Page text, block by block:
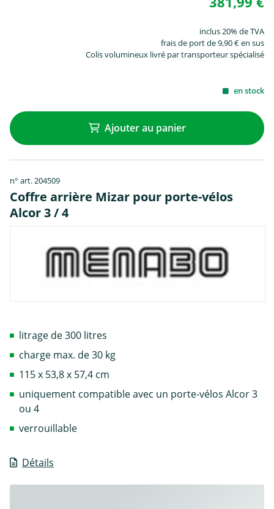
inclus 20% de TVA
frais de port de 9,90 € en sus
Colis volumineux livré par transporteur spécialisé
en stock
Ajouter au panier
n° art. 204509
Coffre arrière Mizar pour porte-vélos
Alcor 3 / 4
Détails
litrage de 300 litres
charge max. de 30 kg
115 x 53,8 x 57,4 cm
uniquement compatible avec un porte-vélos Alcor 3
ou 4
verrouillable